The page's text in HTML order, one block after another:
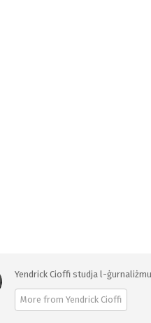
Yendrick Cioffi studja l-
More from Yendrick Cioffi